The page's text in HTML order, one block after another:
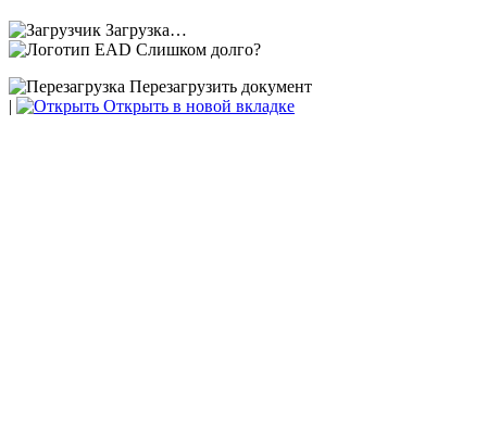
Загрузка…
Слишком долго?
Перезагрузить документ
|
Открыть в новой вкладке